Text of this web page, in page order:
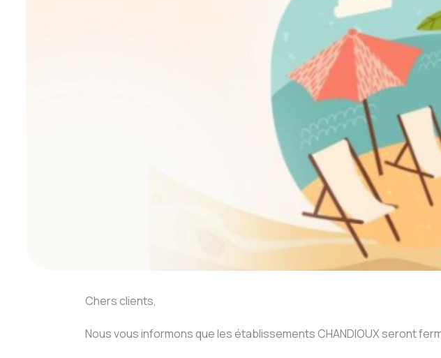
Chers clients,
Nous vous informons que les établissements CHANDIOUX seront